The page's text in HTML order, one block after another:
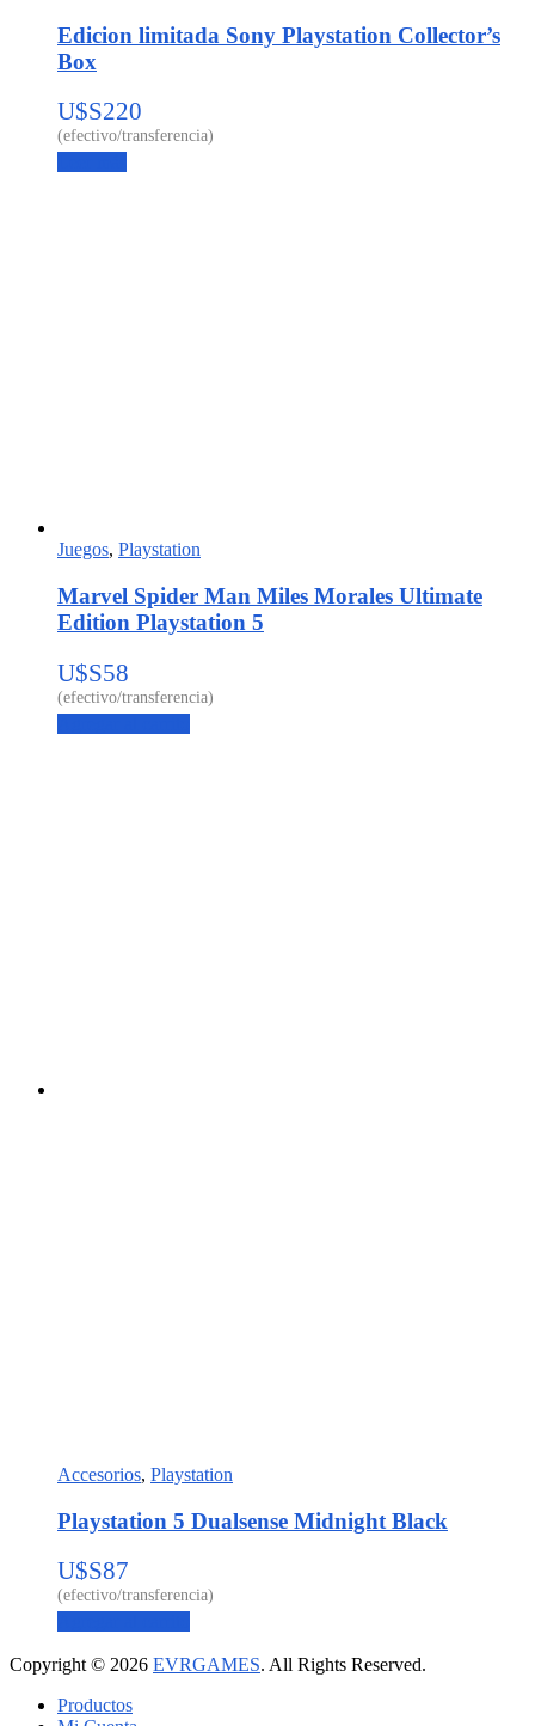
Edicion limitada Sony Playstation Collector’s
Box
U$S220
Juegos, Playstation
Marvel Spider Man Miles Morales Ultimate
Edition Playstation 5
U$S58
Accesorios, Playstation
Playstation 5 Dualsense Midnight Black
U$S87
Copyright © 2026 EVRGAMES. All Rights Reserved.
Productos